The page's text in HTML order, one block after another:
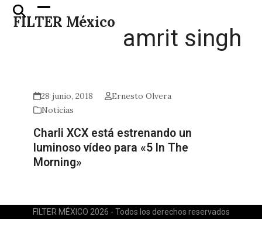
Skip
FILTER México
Open
mobile
Close
mobile
amrit singh
28 junio, 2018
Ernesto Olvera
Noticias
Charli XCX está estrenando un
luminoso vídeo para «5 In The
Morning»
FILTER MÉXICO 2026 - Todos los derechos reservados